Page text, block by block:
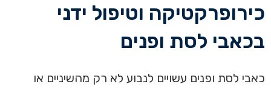
כירופרקטיקה וטיפול ידני
בכאבי לסת ופנים
כאבי לסת ופנים עשויים לנבוע לא רק מהשיניים או